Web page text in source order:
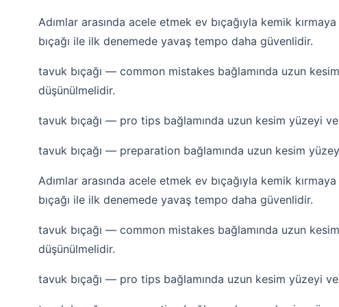
Adımlar arasında acele etmek ev bıçağıyla kemik
bıçağı ile ilk denemede yavaş tempo daha güvenlidir.
tavuk bıçağı — common mistakes bağlamında uzun
düşünülmelidir.
tavuk bıçağı — pro tips bağlamında uzun kesim yüzeyi
tavuk bıçağı — preparation bağlamında uzun kesim
Adımlar arasında acele etmek ev bıçağıyla kemik
bıçağı ile ilk denemede yavaş tempo daha güvenlidir.
tavuk bıçağı — common mistakes bağlamında uzun
düşünülmelidir.
tavuk bıçağı — pro tips bağlamında uzun kesim yüzeyi